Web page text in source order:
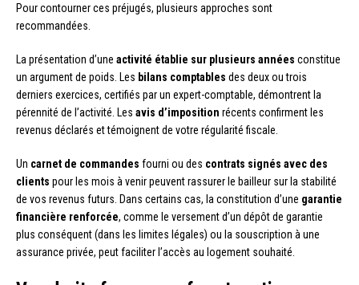
Pour contourner ces préjugés, plusieurs approches sont
recommandées.
La présentation d’une activité établie sur plusieurs années constitue
un argument de poids. Les bilans comptables des deux ou trois
derniers exercices, certifiés par un expert-comptable, démontrent la
pérennité de l’activité. Les avis d’imposition récents confirment les
revenus déclarés et témoignent de votre régularité fiscale.
Un carnet de commandes fourni ou des contrats signés avec des
clients pour les mois à venir peuvent rassurer le bailleur sur la stabilité
de vos revenus futurs. Dans certains cas, la constitution d’une garantie
financière renforcée, comme le versement d’un dépôt de garantie
plus conséquent (dans les limites légales) ou la souscription à une
assurance privée, peut faciliter l’accès au logement souhaité.